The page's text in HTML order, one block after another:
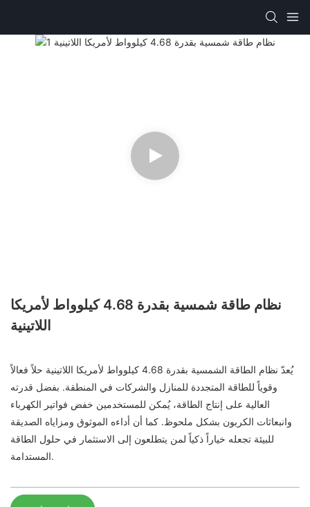
نظام طاقة شمسية بقدرة 4.68 كيلوواط لأمريكا
اللاتينية
يُعدّ نظام الطاقة الشمسية بقدرة 4.68 كيلوواط لأمريكا اللاتينية حلاً فعالاً
وقوياً للطاقة المتجددة للمنازل والشركات في المنطقة. بفضل قدرته
العالية على إنتاج الطاقة، يُمكن للمستخدمين خفض فواتير الكهرباء
وانبعاثات الكربون بشكل ملحوظ. كما أن أداءه الموثوق ومزاياه الصديقة
للبيئة تجعله خياراً ذكياً لمن يتطلعون إلى الاستثمار في حلول الطاقة
المستدامة.